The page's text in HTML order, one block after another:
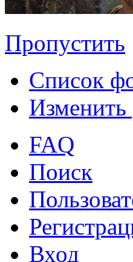
Пропустить
Список
FAQ
Поиск
Вход